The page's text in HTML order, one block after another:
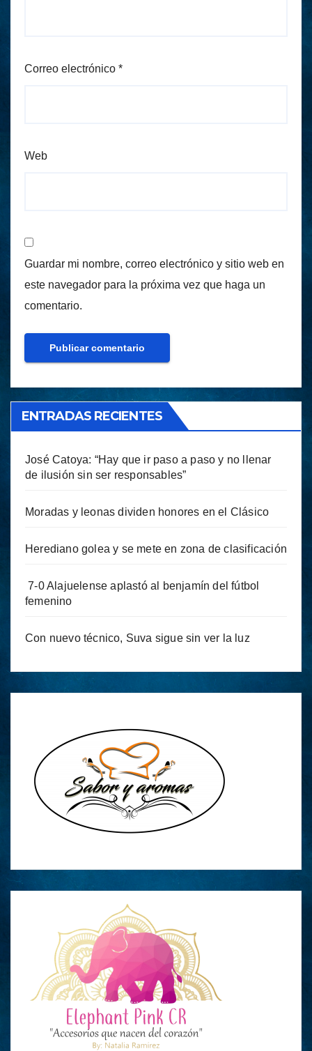
Correo electrónico *
Web
Guardar mi nombre, correo electrónico y sitio web en
este navegador para la próxima vez que haga un
comentario.
ENTRADAS RECIENTES
José Catoya: “Hay que ir paso a paso y no llenar
de ilusión sin ser responsables”
Moradas y leonas dividen honores en el Clásico
Herediano golea y se mete en zona de clasificación
7-0 Alajuelense aplastó al benjamín del fútbol
femenino
Con nuevo técnico, Suva sigue sin ver la luz